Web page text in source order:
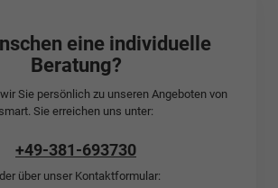
eine individuelle
Beratung?
Sie persönlich zu unseren Angeboten von
smart. Sie erreichen uns unter:
+49-381-693730
über unser Kontaktformular: